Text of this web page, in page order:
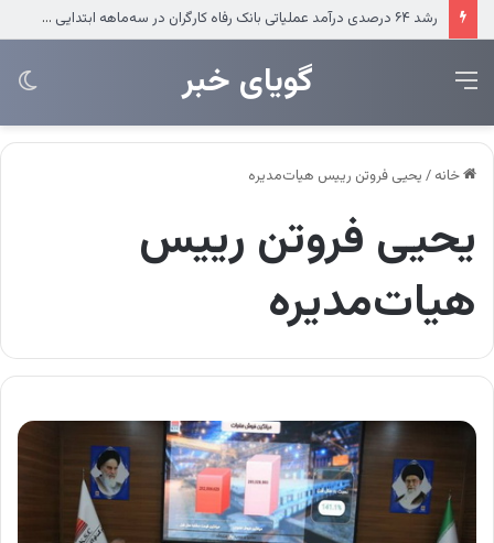
نشست مشترک معاونت‌های منابع انسانی و طرح‌ و توسعه فولاد خوزستان
‌‌‌گویای خبر منو
خانه / یحیی فروتن رییس هیات‌مدیره
یحیی فروتن رییس
هیات‌مدیره